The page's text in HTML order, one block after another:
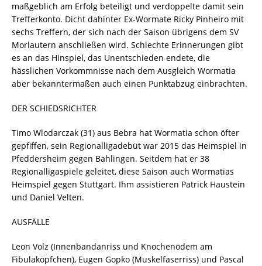
maßgeblich am Erfolg beteiligt und verdoppelte damit sein
Trefferkonto. Dicht dahinter Ex-Wormate Ricky Pinheiro mit
sechs Treffern, der sich nach der Saison übrigens dem SV
Morlautern anschließen wird. Schlechte Erinnerungen gibt
es an das Hinspiel, das Unentschieden endete, die
hässlichen Vorkommnisse nach dem Ausgleich Wormatia
aber bekanntermaßen auch einen Punktabzug einbrachten.
DER SCHIEDSRICHTER
Timo Wlodarczak (31) aus Bebra hat Wormatia schon öfter
gepfiffen, sein Regionalligadebüt war 2015 das Heimspiel in
Pfeddersheim gegen Bahlingen. Seitdem hat er 38
Regionalligaspiele geleitet, diese Saison auch Wormatias
Heimspiel gegen Stuttgart. Ihm assistieren Patrick Haustein
und Daniel Velten.
AUSFÄLLE
Leon Volz (Innenbandanriss und Knochenödem am
Fibulaköpfchen), Eugen Gopko (Muskelfaserriss) und Pascal